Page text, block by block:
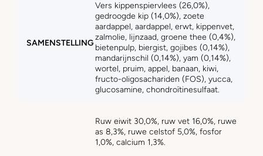
SAMENSTELLING
Vers kippenspiervlees (26,0%),
gedroogde kip (14,0%), zoete
aardappel, aardappel, erwt, kippenvet,
zalmolie, lijnzaad, groene thee (0,4%),
bietenpulp, biergist, gojibes (0,14%),
mandarijnschil (0,14%), yam (0,14%),
wortel, pruim, appel, banaan, kiwi,
fructo-oligosachariden (FOS), yucca,
glucosamine, chondroïtinesulfaat.
Ruw eiwit 30,0%, ruw vet 16,0%, ruwe
as 8,3%, ruwe celstof 5,0%, fosfor
1,0%, calcium 1,3%.